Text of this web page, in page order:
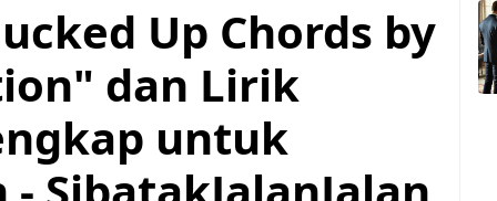
Up Chords by
dan Lirik
untuk